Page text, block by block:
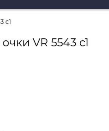
c1
VR 5543 c1